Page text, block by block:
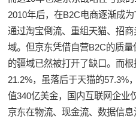
2010年后，在B2C电商逐渐成
通过淘宝倒流、重组天猫、招
域。但京东凭借自营B2C的质
的疆域已然被打开了缺口。而
21.2%，虽落后于天猫的57.3%
值340亿美金，国内互联网企业
京东在物流、现金流、数据信